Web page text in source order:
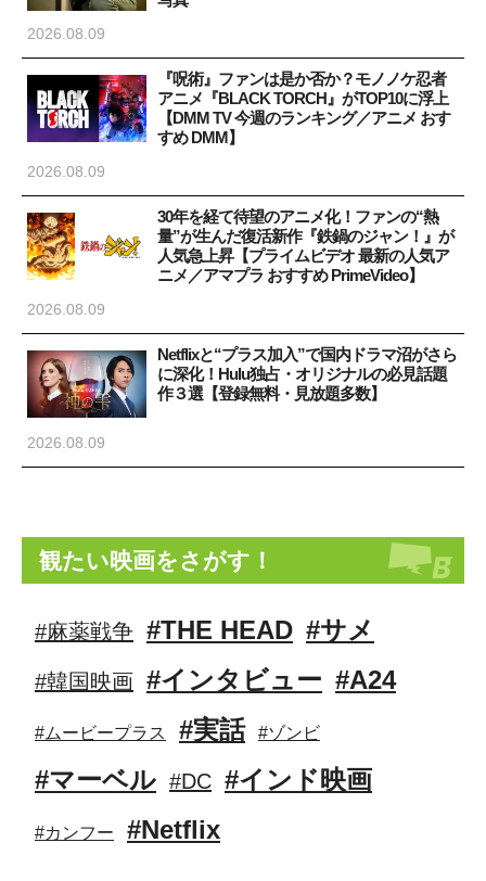
2026.08.09
『呪術』ファンは是か否か？モノノケ忍者
アニメ『BLACK TORCH』がTOP10に浮上
【DMM TV 今週のランキング／アニメ おす
すめ DMM】
2026.08.09
30年を経て待望のアニメ化！ファンの“熱
量”が生んだ復活新作『鉄鍋のジャン！』が
人気急上昇【プライムビデオ 最新の人気ア
ニメ／アマプラ おすすめ PrimeVideo】
2026.08.09
Netflixと“プラス加入”で国内ドラマ沼がさら
に深化！Hulu独占・オリジナルの必見話題
作３選【登録無料・見放題多数】
2026.08.09
観たい映画をさがす！
#麻薬戦争 #THE HEAD #サメ
#韓国映画 #インタビュー #A24
#ムービープラス #実話 #ゾンビ
#マーベル #DC #インド映画
#カンフー #Netflix